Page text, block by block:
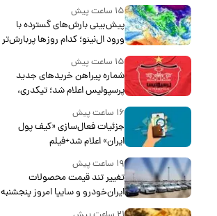
۱۵ ساعت پیش
پیش‌بینی بارش‌های گسترده با
ورود ال‌نینو؛ کدام روزها پربارش‌تر
خواهند بود؟
۱۵ ساعت پیش
شماره پیراهن خریدهای جدید
پرسپولیس اعلام شد؛ تیکدری،
محبی و سرگیف با اعداد ویژه
۱۶ ساعت پیش
جزئیات فعال‌سازی «کیف پول
ایران» اعلام شد+فیلم
۱۹ ساعت پیش
تغییر تند قیمت محصولات
ایران‌خودرو و سایپا امروز پنجشنبه
۱۵ مرداد ۱۴۰۵ +جدول